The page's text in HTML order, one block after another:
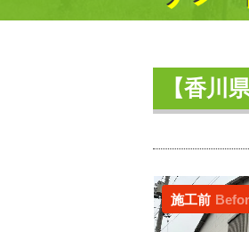
【香川
施工前